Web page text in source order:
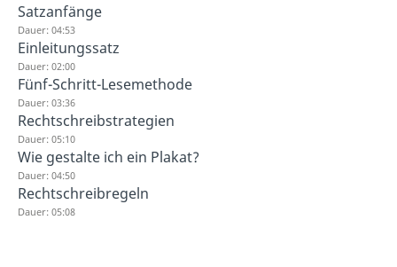
Satzanfänge
Dauer: 04:53
Einleitungssatz
Dauer: 02:00
Fünf-Schritt-Lesemethode
Dauer: 03:36
Rechtschreibstrategien
Dauer: 05:10
Wie gestalte ich ein Plakat?
Dauer: 04:50
Rechtschreibregeln
Dauer: 05:08